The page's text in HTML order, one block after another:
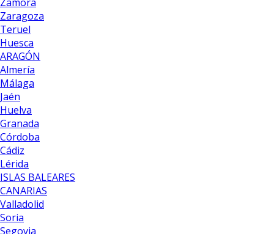
Zaragoza
Teruel
Huesca
ARAGÓN
Almería
Málaga
Jaén
Huelva
Granada
Córdoba
Cádiz
Lérida
ISLAS BALEARES
CANARIAS
Valladolid
Soria
Segovia